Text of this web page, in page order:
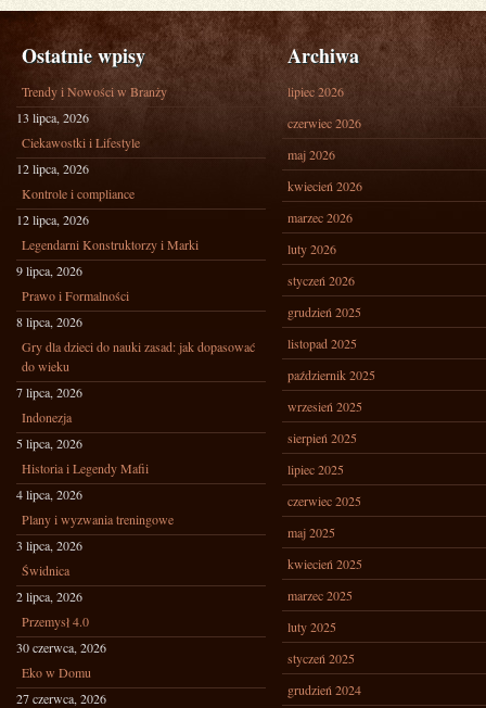
Ostatnie wpisy
Trendy i Nowości w Branży
13 lipca, 2026
Ciekawostki i Lifestyle
12 lipca, 2026
Kontrole i compliance
12 lipca, 2026
Legendarni Konstruktorzy i Marki
9 lipca, 2026
Prawo i Formalności
8 lipca, 2026
Gry dla dzieci do nauki zasad: jak dopasować
do wieku
7 lipca, 2026
Indonezja
5 lipca, 2026
Historia i Legendy Mafii
4 lipca, 2026
Plany i wyzwania treningowe
3 lipca, 2026
Świdnica
2 lipca, 2026
Przemysł 4.0
30 czerwca, 2026
Eko w Domu
27 czerwca, 2026
Archiwa
lipiec 2026
czerwiec 2026
maj 2026
kwiecień 2026
marzec 2026
luty 2026
styczeń 2026
grudzień 2025
listopad 2025
październik 2025
wrzesień 2025
sierpień 2025
lipiec 2025
czerwiec 2025
maj 2025
kwiecień 2025
marzec 2025
luty 2025
styczeń 2025
grudzień 2024